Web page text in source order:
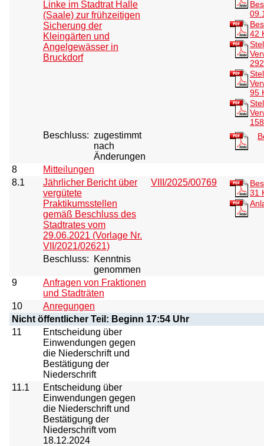
Linke im Stadtrat Halle
(Saale) zur frühzeitigen
Sicherung der
Kleingärten und
Angelgewässer in
Bruckdorf
42
95
Beschluss: zugestimmt
nach
Änderungen
8
Mitteilungen
8.1
Jährlicher Bericht über
vergütete
Praktikumsstellen
gemäß Beschluss des
Stadtrates vom
29.06.2021 (Vorlage Nr.
VII/2021/02621)
VIII/2025/00769
31
Beschluss:
Kenntnis
genommen
9
Anfragen von Fraktionen
und Stadträten
10
Anregungen
Nicht öffentlicher Teil: Beginn 17:54 Uhr
11
Entscheidung über
Einwendungen gegen
die Niederschrift und
Bestätigung der
Niederschrift
11.1
Entscheidung über
Einwendungen gegen
die Niederschrift und
Bestätigung der
Niederschrift vom
18.12.2024